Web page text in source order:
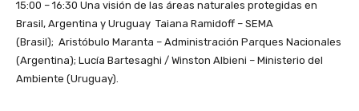
15:00 – 16:30 Una visión de las áreas naturales protegidas en
Brasil, Argentina y Uruguay Taiana Ramidoff – SEMA
(Brasil); Aristóbulo Maranta – Administración Parques Nacionales
(Argentina); Lucía Bartesaghi / Winston Albieni – Ministerio del
Ambiente (Uruguay).